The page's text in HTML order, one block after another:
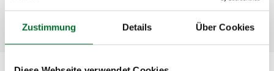
Zustimmung Details Über Cookies
genau so, wie Ihr Business es braucht.